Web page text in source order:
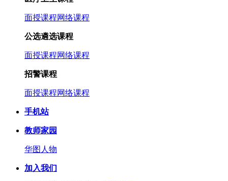
面授课程网络课程
公选遴选课程
面授课程网络课程
招警课程
面授课程网络课程
手机站
教师家园
华图人物
加入我们